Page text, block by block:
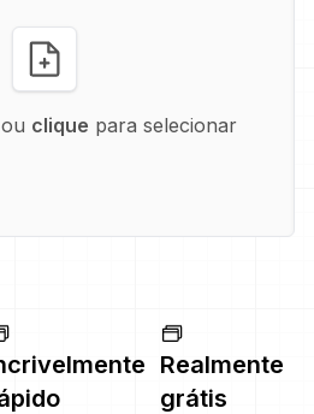
ou clique para selecionar
Realmente
grátis